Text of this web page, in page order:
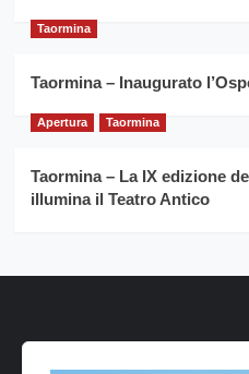
Taormina
Taormina – Inaugurato
Apertura Taormina
Taormina – La IX edizione
illumina il Teatro Antico